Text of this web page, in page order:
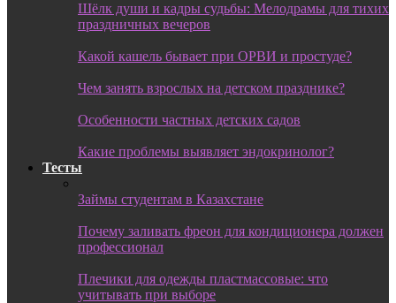
Шёлк души и кадры судьбы: Мелодрамы для тихих
праздничных вечеров
Какой кашель бывает при ОРВИ и простуде?
Чем занять взрослых на детском празднике?
Особенности частных детских садов
Какие проблемы выявляет эндокринолог?
Тесты
Займы студентам в Казахстане
Почему заливать фреон для кондиционера должен
профессионал
Плечики для одежды пластмассовые: что
учитывать при выборе